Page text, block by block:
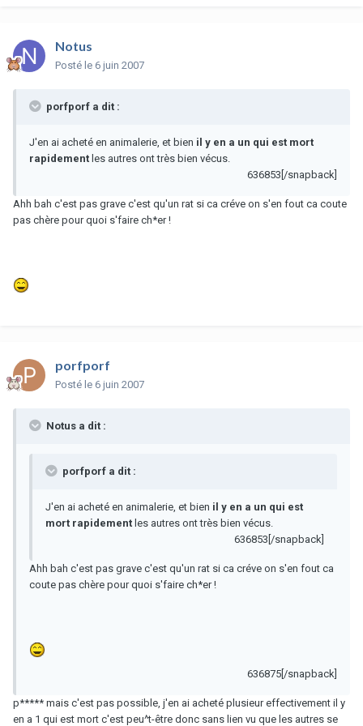
Notus
Posté le 6 juin 2007
porfporf a dit :
J'en ai acheté en animalerie, et bien il y en a un qui est mort
rapidement les autres ont très bien vécus.
636853[/snapback]
Ahh bah c'est pas grave c'est qu'un rat si ca créve on s'en fout ca coute
pas chère pour quoi s'faire ch*er !
porfporf
Posté le 6 juin 2007
Notus a dit :
porfporf a dit :
J'en ai acheté en animalerie, et bien il y en a un qui est
mort rapidement les autres ont très bien vécus.
636853[/snapback]
Ahh bah c'est pas grave c'est qu'un rat si ca créve on s'en fout ca
coute pas chère pour quoi s'faire ch*er !
636875[/snapback]
p***** mais c'est pas possible, j'en ai acheté plusieur effectivement il y
en a 1 qui est mort c'est peu^t-être donc sans lien vu que les autres se